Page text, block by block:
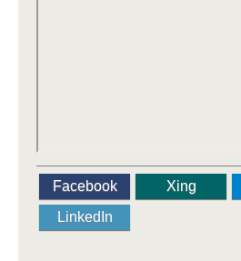
Facebook Xing
LinkedIn